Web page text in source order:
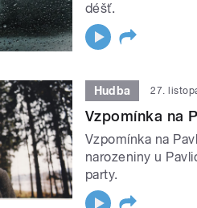
déšť.
Hudba 27.
Vzpomínka na
Vzpomínka na
narozeniny u
party.